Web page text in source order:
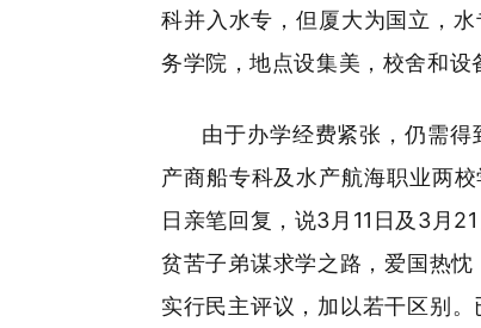
科并入水专，但厦大为国立，
务学院，地点设集美，校舍和设
由于办学经费紧张，仍需
产商船专科及水产航海职业两
日亲笔回复，说3月11日及3月
贫苦子弟谋求学之路，爱国热
实行民主评议，加以若干区别